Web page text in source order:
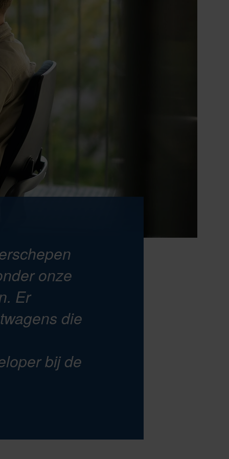
hart. Of je nu
ertoe. Net
we graag naar
Niet alleen
die
onze
Er
die
bij de